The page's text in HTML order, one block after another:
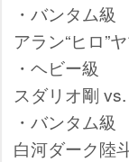
・バンタム級
アラン“ヒロ”
・ヘビー級
スダリオ剛
・バンタム級
白河ダーク陸